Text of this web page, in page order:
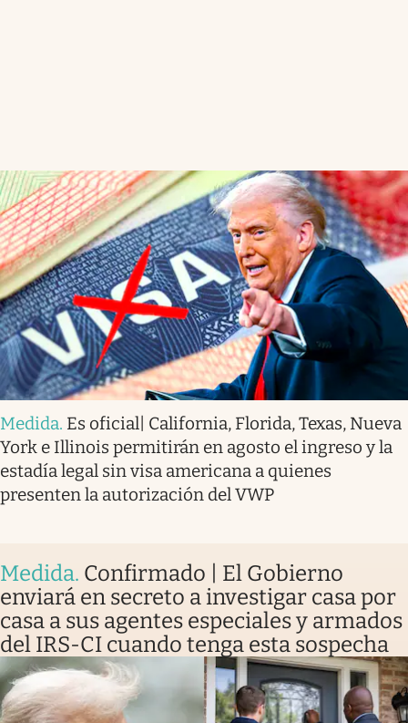
Medida. Es oficial| California, Florida, Texas, Nueva
York e Illinois permitirán en agosto el ingreso y la
estadía legal sin visa americana a quienes
presenten la autorización del VWP
Medida. Confirmado | El Gobierno
enviará en secreto a investigar casa por
casa a sus agentes especiales y armados
del IRS-CI cuando tenga esta sospecha